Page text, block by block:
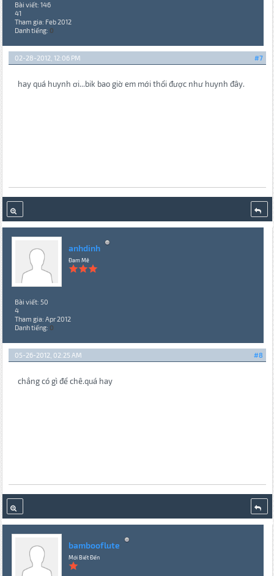
Bài viết: 146
41
Tham gia: Feb 2012
Danh tiếng: 0
#7
02-28-2012, 12:06 PM
hay quá huynh ơi...bik bao giờ em mới thổi được như huynh đây.
anhdinh
Đam Mê
Bài viết: 50
4
Tham gia: Apr 2012
Danh tiếng: 0
#8
05-26-2012, 02:25 AM
chẳng có gì để chê.quá hay
bambooflute
Mới Biết Đến